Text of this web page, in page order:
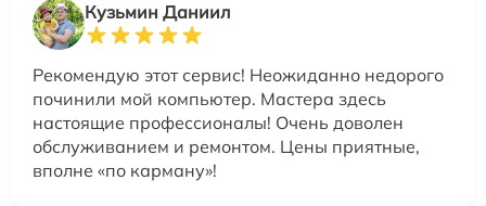
Кузьмин Даниил
Рекомендую этот сервис! Неожиданно недорого
починили мой компьютер. Мастера здесь
настоящие профессионалы! Очень доволен
обслуживанием и ремонтом. Цены приятные,
вполне «по карману»!